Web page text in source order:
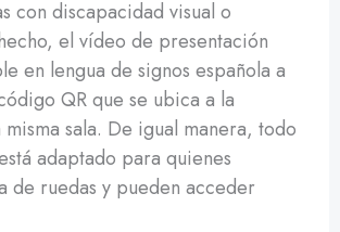
con discapacidad visual o
el vídeo de presentación
en lengua de signos española a
QR que se ubica a la
sala. De igual manera, todo
adaptado para quienes
de ruedas y pueden acceder